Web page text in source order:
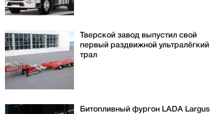
Тверской завод выпустил свой
первый раздвижной ультралёгкий
трал
Битопливный фургон LADA Largus